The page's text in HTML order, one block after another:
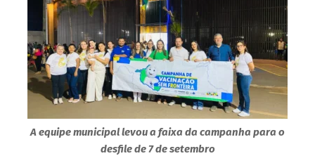
A equipe municipal levou a faixa da campanha para o
desfile de 7 de setembro